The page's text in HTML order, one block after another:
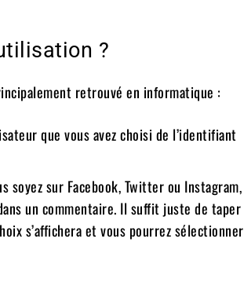
?
retrouvé en informatique :
que vous avez choisi de l’identifiant
soyez sur Facebook, Twitter ou Instagram,
un commentaire. Il suffit juste de taper
s’affichera et vous pourrez sélectionner